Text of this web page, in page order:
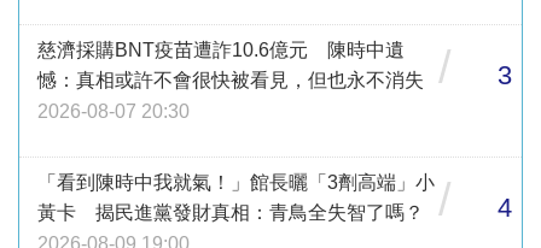
慈濟採購BNT疫苗遭詐10.6億元 陳時中遺
憾：真相或許不會很快被看見，但也永不消失
2026-08-07 20:30
/ 3
「看到陳時中我就氣！」館長曬「3劑高端」小
黃卡 揭民進黨發財真相：青鳥全失智了嗎？
2026-08-09 19:00
/ 4